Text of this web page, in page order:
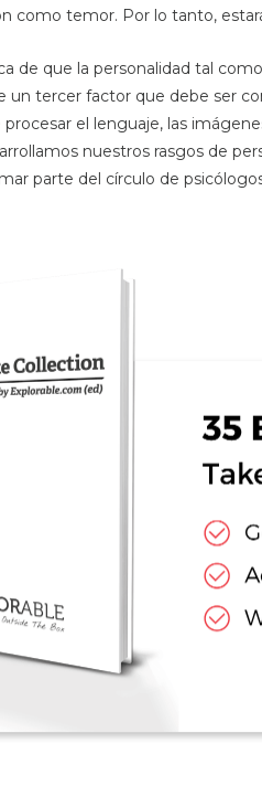
como temor. Por lo tanto,
de que la personalidad tal
un tercer factor que debe ser
procesar el lenguaje, las
nuestros rasgos de
parte del círculo de